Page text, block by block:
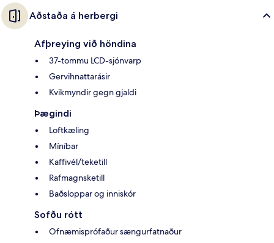
Aðstaða á herbergi
Afþreying við höndina
37-tommu LCD-sjónvarp
Gervihnattarásir
Kvikmyndir gegn gjaldi
Þægindi
Loftkæling
Míníbar
Kaffivél/teketill
Rafmagnsketill
Baðsloppar og inniskór
Sofðu rótt
Ofnæmisprófaður sængurfatnaður